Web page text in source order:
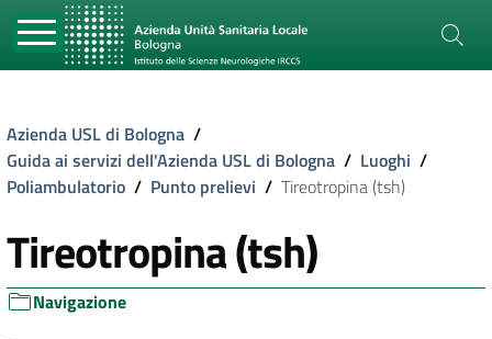
Azienda USL di Bologna /
Guida ai servizi dell'Azienda USL di Bologna / Luoghi /
Poliambulatorio / Punto prelievi / Tireotropina (tsh)
Tireotropina (tsh)
Navigazione